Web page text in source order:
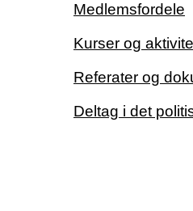
Medlemsfordele
Kurser og
Referater og
Deltag i det